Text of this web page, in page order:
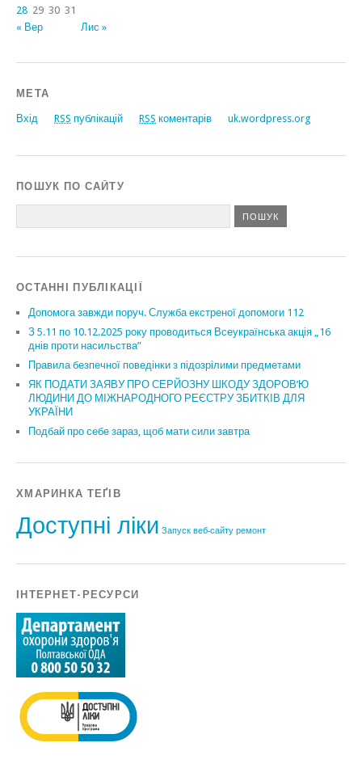
« Вер Лис »
28 29 30 31
МЕТА
Вхід RSS публікацій RSS коментарів uk.wordpress.org
ПОШУК ПО САЙТУ
ОСТАННІ ПУБЛІКАЦІЇ
Допомога завжди поруч. Служба екстреної допомоги 112
З 5.11 по 10.12.2025 року проводиться Всеукраїнська акція „16
днів проти насильства”
Правила безпечної поведінки з підозрілими предметами
ЯК ПОДАТИ ЗАЯВУ ПРО СЕРЙОЗНУ ШКОДУ ЗДОРОВ’Ю
ЛЮДИНИ ДО МІЖНАРОДНОГО РЕЄСТРУ ЗБИТКІВ ДЛЯ
УКРАЇНИ
Подбай про себе зараз, щоб мати сили завтра
ХМАРИНКА ТЕҐІВ
Доступні ліки Запуск веб-сайту ремонт
ІНТЕРНЕТ-РЕСУРСИ